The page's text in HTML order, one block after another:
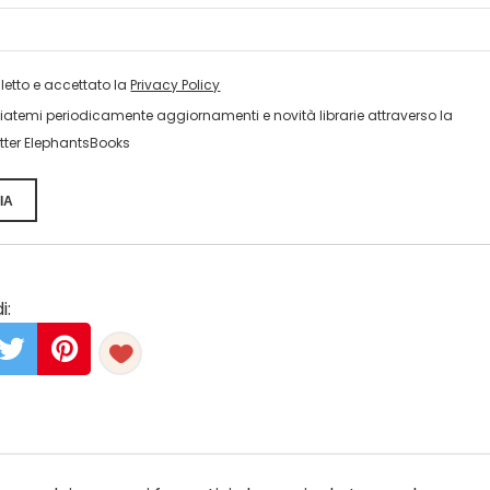
letto e accettato laPrivacy Policy
periodicamente aggiornamenti e novità librarie attraverso la
ElephantsBooks